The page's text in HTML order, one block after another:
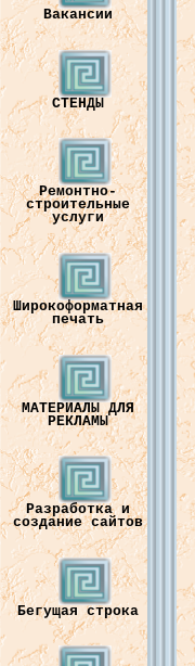
Вакансии
СТЕНДЫ
Ремонтно-
строительные
услуги
Широкоформатная
печать
МАТЕРИАЛЫ ДЛЯ
РЕКЛАМЫ
Разработка и
создание сайтов
Бегущая строка